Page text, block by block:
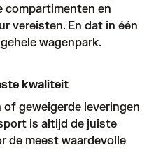
compartimenten en
vereisten. En dat in één
wagenpark.
kwaliteit
of geweigerde leveringen
is altijd de juiste
de meest waardevolle